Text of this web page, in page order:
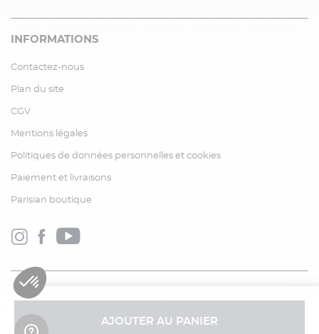
AJOUTER AU PANIER
INFORMATIONS
Contactez-nous
Plan du site
CGV
Mentions légales
Politiques de données personnelles et cookies
Paiement et livraisons
Parisian boutique